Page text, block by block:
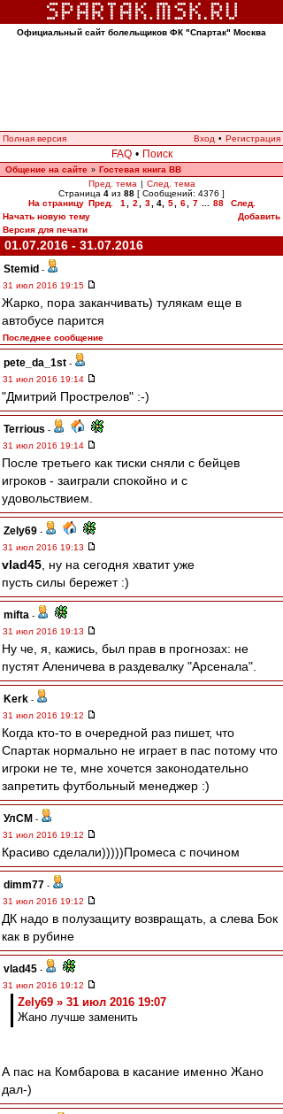
Официальный сайт болельщиков ФК "Спартак" Москва
Полная версия Вход • Регистрация
FAQ • Поиск
Общение на сайте » Гостевая книга ВВ
Пред. тема | След. тема
Страница 4 из 88 [ Сообщений: 4376 ]
На страницу Пред. 1 2 3 4, 5 6 7 88
След.
Начать новую тему
Добавить
Версия для печати
01.07.2016 - 31.07.2016
Stemid -
31 июл 2016 19:15
Жарко, пора заканчивать) тулякам еще в
автобусе парится
Последнее сообщение
pete_da_1st -
31 июл 2016 19:14
"Дмитрий Прострелов" :-)
Terrious -
31 июл 2016 19:14
После третьего как тиски сняли с бейцев
игроков - заиграли спокойно и с
удовольствием.
Zely69 -
31 июл 2016 19:13
vlad45 , ну на сегодня хватит уже
пусть силы бережет :)
mifta -
31 июл 2016 19:13
Ну че, я, кажись, был прав в прогнозах: не
пустят Аленичева в раздевалку "Арсенала".
Kerk -
31 июл 2016 19:12
Когда кто-то в очередной раз пишет, что
Спартак нормально не играет в пас потому что
игроки не те, мне хочется законодательно
запретить футбольный менеджер :)
УлСМ -
31 июл 2016 19:12
Красиво сделали)))))Промеса с почином
dimm77 -
31 июл 2016 19:12
ДК надо в полузащиту возвращать, а слева Бок
как в рубине
vlad45 -
31 июл 2016 19:12
Zely69 » 31 июл 2016 19:07
Жано лучше заменить
А пас на Комбарова в касание именно Жано
дал-)